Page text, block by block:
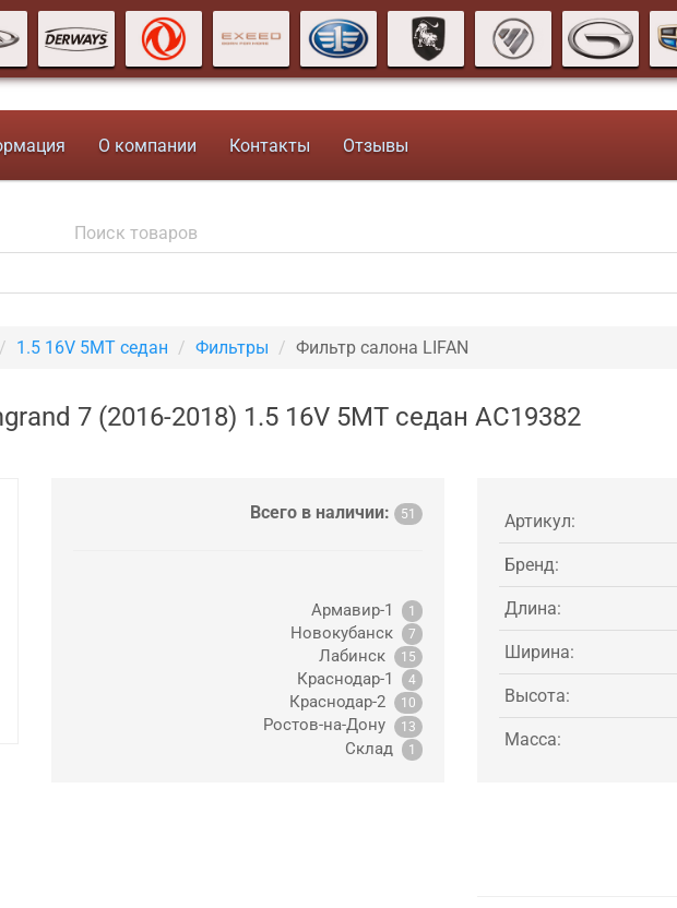
О компании Контакты Отзывы
1.5 16V 5MT седан Фильтры Фильтр салона LIFAN
7 (2016-2018) 1.5 16V 5MT седан AC19382
Всего в наличии: 51
Армавир-1 1
Новокубанск 7
Лабинск 15
Краснодар-1 4
Краснодар-2 10
Ростов-на-Дону 13
Склад 1
Артикул:
Бренд:
Длина:
Ширина:
Высота:
Масса: